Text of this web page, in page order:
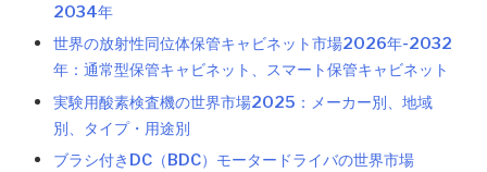
2034年
世界の放射性同位体保管キャビネット市場2026年-2032
年：通常型保管キャビネット、スマート保管キャビネット
実験用酸素検査機の世界市場2025：メーカー別、地域
別、タイプ・用途別
ブラシ付きDC（BDC）モータードライバの世界市場